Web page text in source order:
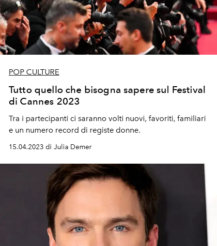
POP CULTURE
Tutto quello che bisogna sapere sul Festival
di Cannes 2023
Tra i partecipanti ci saranno volti nuovi, favoriti, familiari
e un numero record di registe donne.
15.04.2023 di Julia Demer